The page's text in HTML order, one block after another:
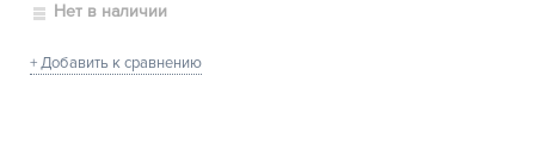
Нет в наличии
+ Добавить к сравнению